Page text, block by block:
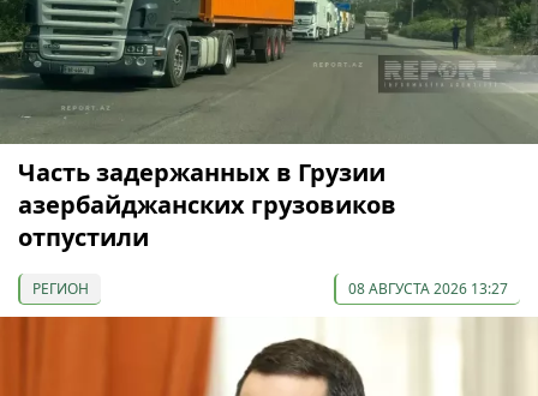
Часть задержанных в Грузии
азербайджанских грузовиков
отпустили
РЕГИОН 08 АВГУСТА 2026 13:27